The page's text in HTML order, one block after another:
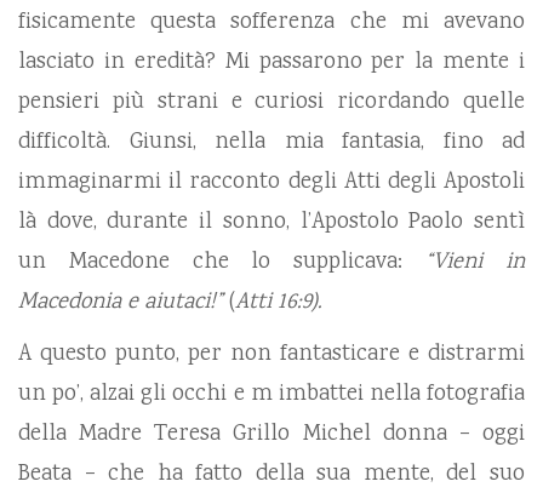
fisicamente questa sofferenza che mi avevano
lasciato in eredità? Mi passarono per la mente i
pensieri più strani e curiosi ricordando quelle
difficoltà. Giunsi, nella mia fantasia, fino ad
immaginarmi il racconto degli Atti degli Apostoli
là dove, durante il sonno, l’Apostolo Paolo sentì
un Macedone che lo supplicava:
“Vieni in
Macedonia e aiutaci!”(Atti 16:9).
A questo punto, per non fantasticare e distrarmi
un po’, alzai gli occhi e m imbattei nella fotografia
della Madre Teresa Grillo Michel donna – oggi
Beata – che ha fatto della sua mente, del suo